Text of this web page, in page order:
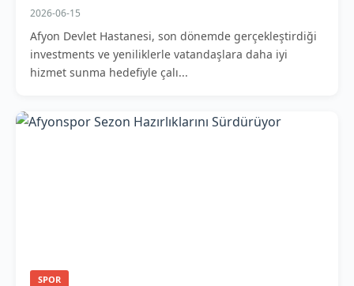
2026-06-15
Afyon Devlet Hastanesi, son dönemde gerçekleştirdiği
investments ve yeniliklerle vatandaşlara daha iyi
hizmet sunma hedefiyle çalı...
SPOR